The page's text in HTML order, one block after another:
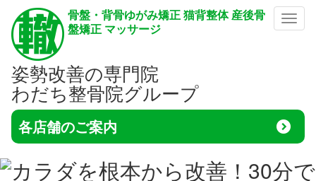
メニ
骨盤・背骨ゆがみ矯正 猫背整体 産後骨
盤矯正 マッサージ
姿勢改善の専門院
わだち整骨院グループ
各店舗のご案内